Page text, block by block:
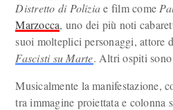
Distretto di Poliziae film come
Marzocca, uno dei più noti
suoi molteplici personaggi,
Fascisti su Marte. Altri ospiti
Musicalmente la manifestazione,
tra immagine proiettata e colonna